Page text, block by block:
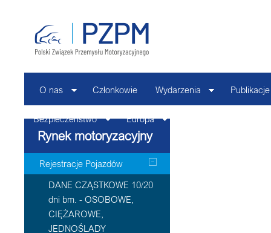
O nas Członkowie Wydarzenia Publikacje
Bezpieczeństwo Europa
Rynek motoryzacyjny
Rejestracje Pojazdów
DANE CZĄSTKOWE 10/20
dni bm. - OSOBOWE,
CIĘŻAROWE,
JEDNOŚLADY